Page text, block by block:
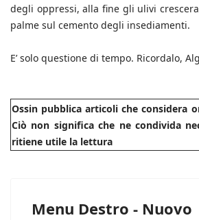
degli oppressi, alla fine gli ulivi
palme sul cemento degli insediamenti.
E’ solo questione di tempo. Ricordalo,
Ossin pubblica articoli che considera
Ciò non significa che ne condivida
ritiene utile la lettura
Menu Destro - Nuovo